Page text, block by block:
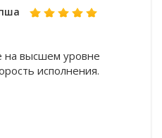
на высшем уровне
исполнения.